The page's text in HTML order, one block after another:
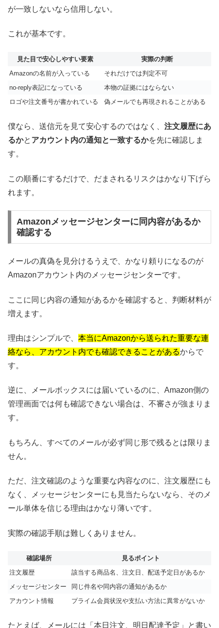
が一致しないなら信用しない。
これが基本です。
見た目で安心しやすい要素
実際の判断
Amazonの名前が入っている
それだけでは判定不可
no-reply表記になっている
本物の証拠にはならない
ロゴや注文番号が書かれている
偽メールでも再現されることがある
僕なら、送信元を見て安心するのではなく、 注文履歴にあ
るかと アカウント内の通知と一致するかを先に確認しま
す。
この順番にするだけで、だまされるリスクはかなり下げら
れます。
Amazonメッセージセンターに同内容があるか
確認する
メールの真偽を見分けるうえで、かなり頼りになるのが
Amazonアカウント内のメッセージセンターです。
ここに同じ内容の通知があるかを確認すると、判断材料が
増えます。
理由はシンプルで、 本当にAmazonから送られた重要な連
絡なら、アカウント内でも確認できることがあるからで
す。
逆に、メールボックスには届いているのに、Amazon側の
管理画面では何も確認できない場合は、不審さが強まりま
す。
もちろん、すべてのメールが必ず同じ形で残るとは限りま
せん。
ただ、注文確認のような重要な内容なのに、注文履歴にも
なく、メッセージセンターにも見当たらないなら、そのメ
ール単体を信じる理由はかなり薄いです。
実際の確認手順は難しくありません。
確認場所
見るポイント
注文履歴
該当する商品名、注文日、配送予定日があるか
メッセージセンター
同じ件名や同内容の通知があるか
アカウント情報
プライム会員状況や支払い方法に異常がないか
たとえば、メールには「本日注文、明日配達予定」と書い